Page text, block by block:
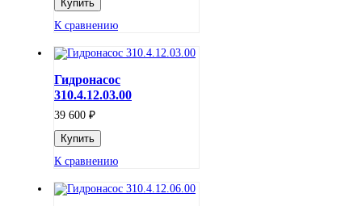
К сравнению
Гидронасос
310.4.12.03.00
39 600 ₽
К сравнению